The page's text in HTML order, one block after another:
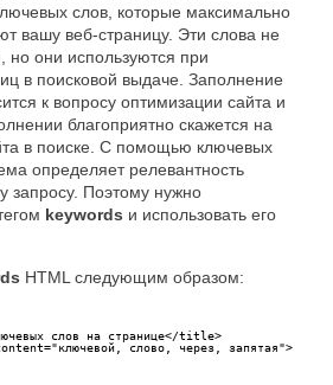
слов, которые максимально
вашу веб-страницу. Эти слова не
но они используются при
в поисковой выдаче. Заполнение
к вопросу оптимизации сайта и
благоприятно скажется на
в поиске. С помощью ключевых
определяет релевантность
запросу. Поэтому нужно
keywords и использовать его
HTML следующим образом:
слов на странице</title>
слово, через, запятая">